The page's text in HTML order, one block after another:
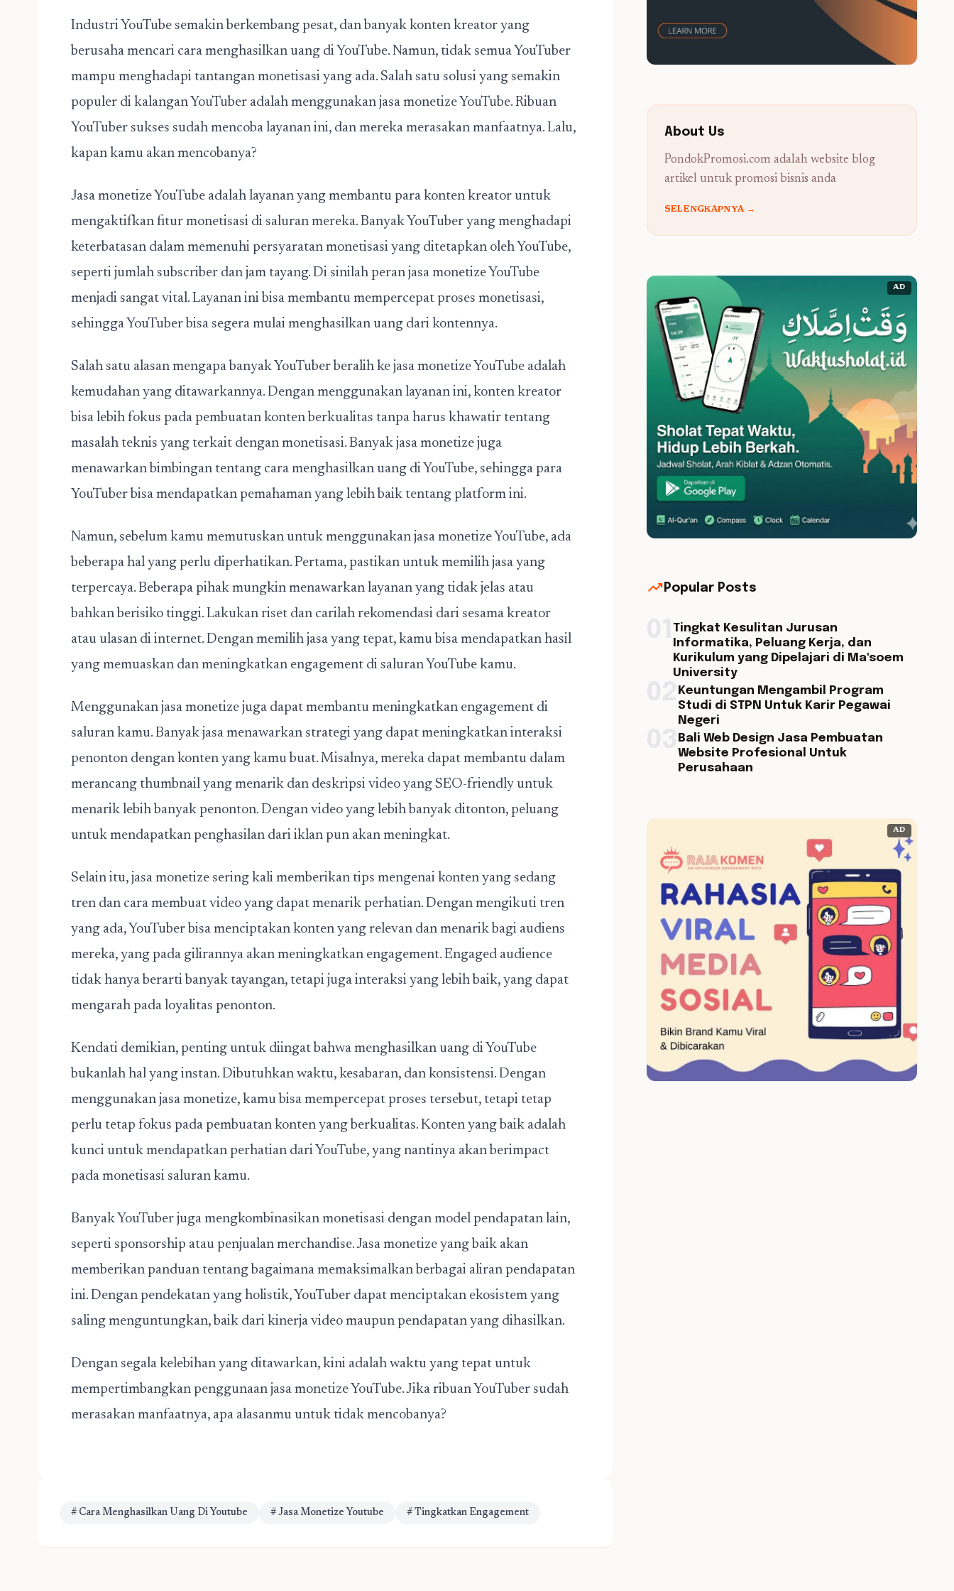
Industri YouTube semakin berkembang pesat, dan banyak konten kreator yang
berusaha mencari cara menghasilkan uang di YouTube. Namun, tidak semua YouTuber
mampu menghadapi tantangan monetisasi yang ada. Salah satu solusi yang semakin
populer di kalangan YouTuber adalah menggunakan jasa monetize YouTube. Ribuan
YouTuber sukses sudah mencoba layanan ini, dan mereka merasakan manfaatnya. Lalu,
kapan kamu akan mencobanya?
Jasa monetize YouTube adalah layanan yang membantu para konten kreator untuk
mengaktifkan fitur monetisasi di saluran mereka. Banyak YouTuber yang menghadapi
keterbatasan dalam memenuhi persyaratan monetisasi yang ditetapkan oleh YouTube,
seperti jumlah subscriber dan jam tayang. Di sinilah peran jasa monetize YouTube
menjadi sangat vital. Layanan ini bisa membantu mempercepat proses monetisasi,
sehingga YouTuber bisa segera mulai menghasilkan uang dari kontennya.
Salah satu alasan mengapa banyak YouTuber beralih ke jasa monetize YouTube adalah
kemudahan yang ditawarkannya. Dengan menggunakan layanan ini, konten kreator
bisa lebih fokus pada pembuatan konten berkualitas tanpa harus khawatir tentang
masalah teknis yang terkait dengan monetisasi. Banyak jasa monetize juga
menawarkan bimbingan tentang cara menghasilkan uang di YouTube, sehingga para
YouTuber bisa mendapatkan pemahaman yang lebih baik tentang platform ini.
Namun, sebelum kamu memutuskan untuk menggunakan jasa monetize YouTube, ada
beberapa hal yang perlu diperhatikan. Pertama, pastikan untuk memilih jasa yang
terpercaya. Beberapa pihak mungkin menawarkan layanan yang tidak jelas atau
bahkan berisiko tinggi. Lakukan riset dan carilah rekomendasi dari sesama kreator
atau ulasan di internet. Dengan memilih jasa yang tepat, kamu bisa mendapatkan hasil
yang memuaskan dan meningkatkan engagement di saluran YouTube kamu.
Menggunakan jasa monetize juga dapat membantu meningkatkan engagement di
saluran kamu. Banyak jasa menawarkan strategi yang dapat meningkatkan interaksi
penonton dengan konten yang kamu buat. Misalnya, mereka dapat membantu dalam
merancang thumbnail yang menarik dan deskripsi video yang SEO-friendly untuk
menarik lebih banyak penonton. Dengan video yang lebih banyak ditonton, peluang
untuk mendapatkan penghasilan dari iklan pun akan meningkat.
Selain itu, jasa monetize sering kali memberikan tips mengenai konten yang sedang
tren dan cara membuat video yang dapat menarik perhatian. Dengan mengikuti tren
yang ada, YouTuber bisa menciptakan konten yang relevan dan menarik bagi audiens
mereka, yang pada gilirannya akan meningkatkan engagement. Engaged audience
tidak hanya berarti banyak tayangan, tetapi juga interaksi yang lebih baik, yang dapat
mengarah pada loyalitas penonton.
Kendati demikian, penting untuk diingat bahwa menghasilkan uang di YouTube
bukanlah hal yang instan. Dibutuhkan waktu, kesabaran, dan konsistensi. Dengan
menggunakan jasa monetize, kamu bisa mempercepat proses tersebut, tetapi tetap
perlu tetap fokus pada pembuatan konten yang berkualitas. Konten yang baik adalah
kunci untuk mendapatkan perhatian dari YouTube, yang nantinya akan berimpact
pada monetisasi saluran kamu.
Banyak YouTuber juga mengkombinasikan monetisasi dengan model pendapatan lain,
seperti sponsorship atau penjualan merchandise. Jasa monetize yang baik akan
memberikan panduan tentang bagaimana memaksimalkan berbagai aliran pendapatan
ini. Dengan pendekatan yang holistik, YouTuber dapat menciptakan ekosistem yang
saling menguntungkan, baik dari kinerja video maupun pendapatan yang dihasilkan.
Dengan segala kelebihan yang ditawarkan, kini adalah waktu yang tepat untuk
mempertimbangkan penggunaan jasa monetize YouTube. Jika ribuan YouTuber sudah
merasakan manfaatnya, apa alasanmu untuk tidak mencobanya?
# Cara Menghasilkan Uang Di Youtube # Jasa Monetize Youtube # Tingkatkan Engagement
About Us
PondokPromosi.com adalah website blog
artikel untuk promosi bisnis anda
SELENGKAPNYA →
AD
trending_up Popular Posts
Tingkat Kesulitan Jurusan
Informatika, Peluang Kerja, dan
Kurikulum yang Dipelajari di Ma'soem
University
Keuntungan Mengambil Program
Studi di STPN Untuk Karir Pegawai
Negeri
Bali Web Design Jasa Pembuatan
Website Profesional Untuk
Perusahaan
AD